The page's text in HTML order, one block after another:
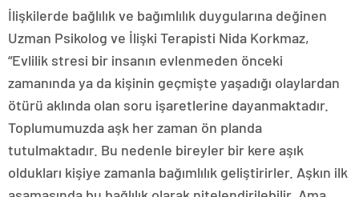
İlişkilerde bağlılık ve bağımlılık duygularına değinen
Uzman Psikolog ve İlişki Terapisti Nida Korkmaz,
“Evlilik stresi bir insanın evlenmeden önceki
zamanında ya da kişinin geçmişte yaşadığı olaylardan
ötürü aklında olan soru işaretlerine dayanmaktadır.
Toplumumuzda aşk her zaman ön planda
tutulmaktadır. Bu nedenle bireyler bir kere aşık
oldukları kişiye zamanla bağımlılık geliştirirler. Aşkın ilk